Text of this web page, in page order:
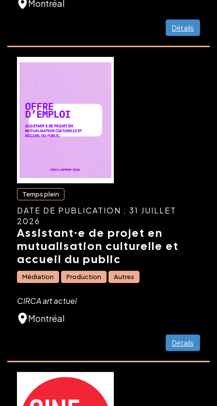
Montréal
Détails
Temps plein
DATE DE PUBLICATION : 31 JUILLET
2026
Assistant·e de projet en
mutualisation culturelle et
accueil du public
Médiation Production Autres
CIRCA art actuel
Montréal
Détails